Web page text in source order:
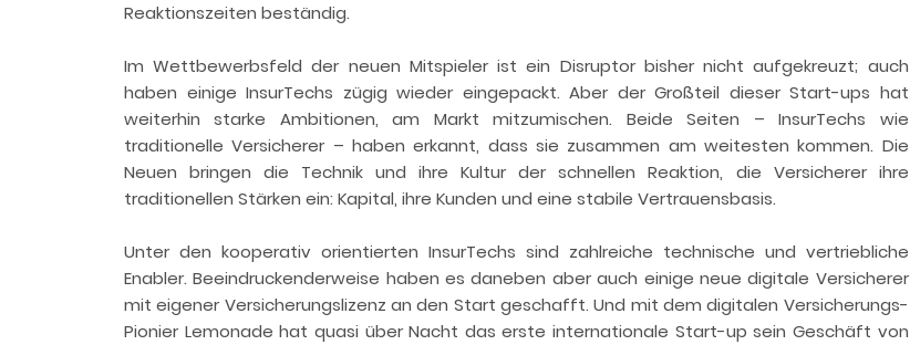
Reaktionszeiten beständig.
Im Wettbewerbsfeld der neuen Mitspieler ist ein Disruptor bisher nicht aufgekreuzt; auch
haben einige InsurTechs zügig wieder eingepackt. Aber der Großteil dieser Start-ups hat
weiterhin starke Ambitionen, am Markt mitzumischen. Beide Seiten – InsurTechs wie
traditionelle Versicherer – haben erkannt, dass sie zusammen am weitesten kommen. Die
Neuen bringen die Technik und ihre Kultur der schnellen Reaktion, die Versicherer ihre
traditionellen Stärken ein: Kapital, ihre Kunden und eine stabile Vertrauensbasis.
Unter den kooperativ orientierten InsurTechs sind zahlreiche technische und vertriebliche
Enabler. Beeindruckenderweise haben es daneben aber auch einige neue digitale Versicherer
mit eigener Versicherungslizenz an den Start geschafft. Und mit dem digitalen Versicherungs-
Pionier Lemonade hat quasi über Nacht das erste internationale Start-up sein Geschäft von